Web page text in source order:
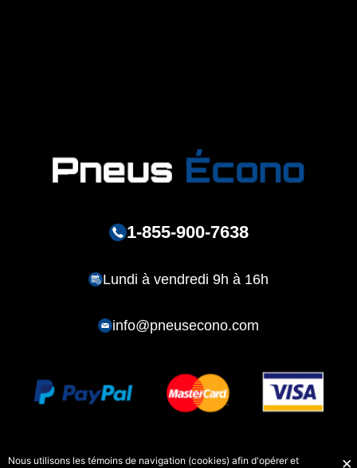
1-855-900-7638
Lundi à vendredi 9h à 16h
info@pneusecono.com
Nous utilisons les témoins de navigation (cookies) afin d'opérer et